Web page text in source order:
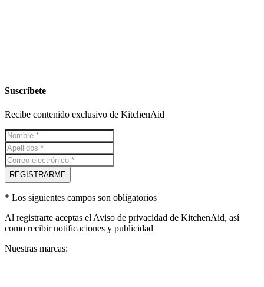
Suscríbete
Recibe contenido exclusivo de KitchenAid
REGISTRARME
* Los siguientes campos son obligatorios
Al registrarte aceptas el Aviso de privacidad de KitchenAid, así
como recibir notificaciones y publicidad
Nuestras marcas: